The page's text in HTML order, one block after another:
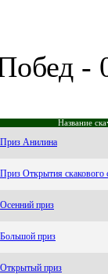
Побед
Название
Приз Анилина
Приз Открытия скакового
Осенний приз
Большой приз
Открытый приз